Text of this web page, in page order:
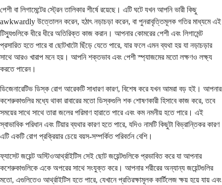
পেশী বা লিগামেন্টের স্ট্রেন তালিকার শীর্ষে রয়েছে। এটি ঘটে যখন আপনি ভারী কিছু
awkwardly উত্তোলন করেন, হঠাৎ নড়াচড়া করেন, বা পুনরাবৃত্তিমূলক গতির মাধ্যমে এই
টিস্যুগুলিকে ধীরে ধীরে অতিরিক্ত কাজ করান। আপনার কোমরের পেশী এবং লিগামেন্ট
প্রসারিত হতে পারে বা ছোটখাটো ছিঁড়ে যেতে পারে, যার ফলে এমন ব্যথা হয় যা নড়াচড়ার
সাথে আরও খারাপ মনে হয়। আপনি শক্তভাব এবং পেশী স্প্যাজমের মতো লক্ষণও লক্ষ্য
করতে পারেন।
ডিজেনারেটিভ ডিস্ক রোগ আরেকটি সাধারণ কারণ, বিশেষ করে যখন আমরা বড় হই। আপনার
কশেরুকাগুলির মধ্যে থাকা রাবারের মতো ডিস্কগুলি শক শোষণকারী হিসাবে কাজ করে, তবে
সময়ের সাথে সাথে তারা জলের পরিমাণ হারাতে পারে এবং কম নমনীয় হতে পারে। এই
স্বাভাবিক পরিধান এবং টিয়ার ব্যথার কারণ হতে পারে, যদিও নামটি কিছুটা বিভ্রান্তিকর কারণ
এটি একটি রোগ প্রক্রিয়ার চেয়ে বয়স-সম্পর্কিত পরিবর্তন বেশি।
ফ্যাসেট জয়েন্ট অস্টিওআর্থ্রাইটিস সেই ছোট জয়েন্টগুলিকে প্রভাবিত করে যা আপনার
কশেরুকাগুলিকে একে অপরের সাথে সংযুক্ত করে। আপনার শরীরের অন্যান্য জয়েন্টগুলির
মতো, এগুলিতেও আর্থ্রাইটিস হতে পারে, যেখানে প্রতিরক্ষামূলক কার্টিলেজ ক্ষয় হয়ে যায় এবং